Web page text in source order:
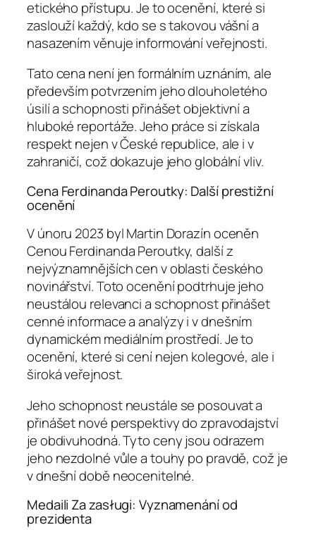
etického přístupu. Je to ocenění, které si
zaslouží každý, kdo se s takovou vášní a
nasazením věnuje informování veřejnosti.
Tato cena není jen formálním uznáním, ale
především potvrzením jeho dlouholetého
úsilí a schopnosti přinášet objektivní a
hluboké reportáže. Jeho práce si získala
respekt nejen v České republice, ale i v
zahraničí, což dokazuje jeho globální vliv.
Cena Ferdinanda Peroutky: Další prestižní
ocenění
V únoru 2023 byl Martin Dorazín oceněn
Cenou Ferdinanda Peroutky, další z
nejvýznamnějších cen v oblasti českého
novinářství. Toto ocenění podtrhuje jeho
neustálou relevanci a schopnost přinášet
cenné informace a analýzy i v dnešním
dynamickém mediálním prostředí. Je to
ocenění, které si cení nejen kolegové, ale i
široká veřejnost.
Jeho schopnost neustále se posouvat a
přinášet nové perspektivy do zpravodajství
je obdivuhodná. Tyto ceny jsou odrazem
jeho nezdolné vůle a touhy po pravdě, což je
v dnešní době neocenitelné.
Medaili Za zasługi: Vyznamenání od
prezidenta